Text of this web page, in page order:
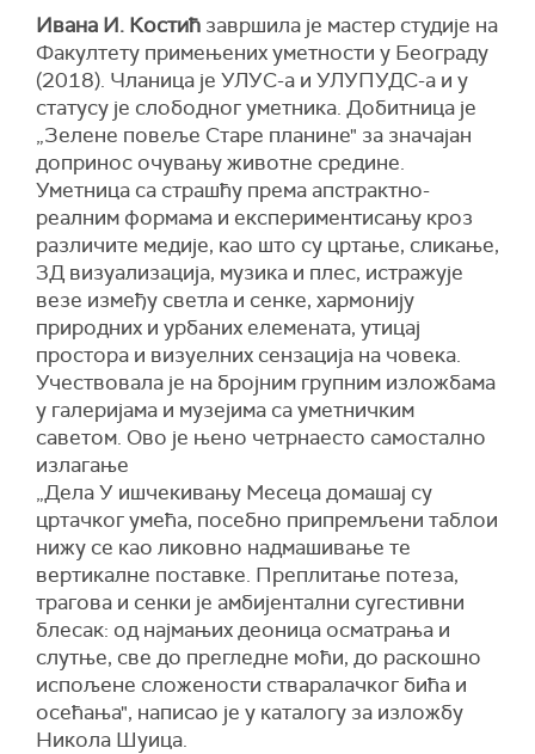
Ивана И. Костић завршила је мастер студије на
Факултету примењених уметности у Београду
(2018). Чланица је УЛУС-а и УЛУПУДС-а и у
статусу је слободног уметника. Добитница је
„Зелене повеље Старе планине" за значајан
допринос очувању животне средине.
Уметница са страшћу према апстрактно-
реалним формама и експериментисању кроз
различите медије, као што су цртање, сликање,
3Д визуализација, музика и плес, истражује
везе између светла и сенке, хармонију
природних и урбаних елемената, утицај
простора и визуелних сензација на човека.
Учествовала је на бројним групним изложбама
у галеријама и музејима са уметничким
саветом. Ово је њено четрнаесто самостално
излагање
„Дела У ишчекивању Месеца домашај су
цртачког умећа, посебно припремљени таблои
нижу се као ликовно надмашивање те
вертикалне поставке. Преплитање потеза,
трагова и сенки је амбијентални сугестивни
блесак: од најмањих деоница осматрања и
слутње, све до прегледне моћи, до раскошно
испољене сложености стваралачког бића и
осећања", написао је у каталогу за изложбу
Никола Шуица.